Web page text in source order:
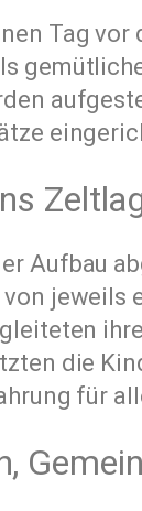
Tag
Aufbau
von jeweils
die
für